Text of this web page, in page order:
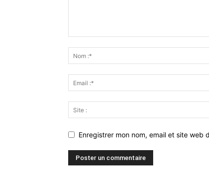
Enregistrer mon nom, email et site web